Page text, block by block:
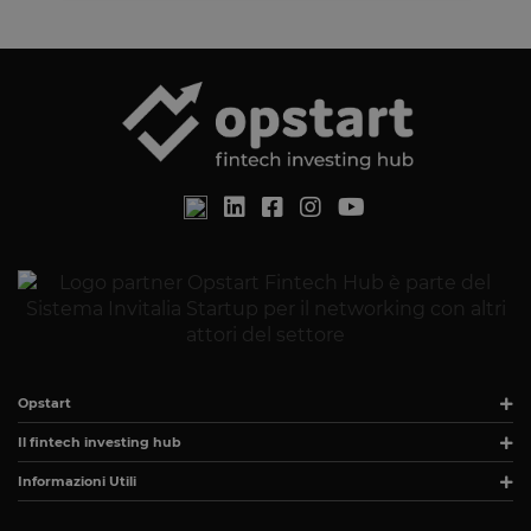
Opstart
Il fintech investing hub
Informazioni Utili
I cookie strettamente necessari consentono le
funzionalità principali del sito web come l'accesso
dell'utente e la gestione dell'account. Il sito web non
può essere utilizzato correttamente senza i cookie
__cf_bm
Cloudflare
.calendly.com
29 minuti
59
secondi
Questo
viene
utilizzato
per il sito
al fine di
effettuare
rapporti
sull'utilizzo
proprio sito